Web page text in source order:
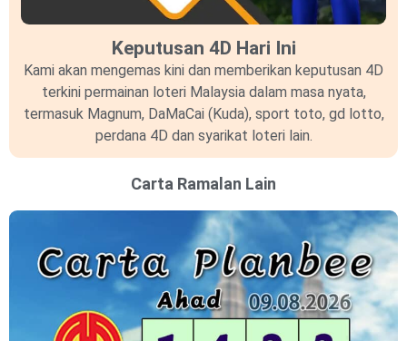
Keputusan 4D Hari Ini
Kami akan mengemas kini dan memberikan keputusan 4D
terkini permainan loteri Malaysia dalam masa nyata,
termasuk Magnum, DaMaCai (Kuda), sport toto, gd lotto,
perdana 4D dan syarikat loteri lain.
Carta Ramalan Lain